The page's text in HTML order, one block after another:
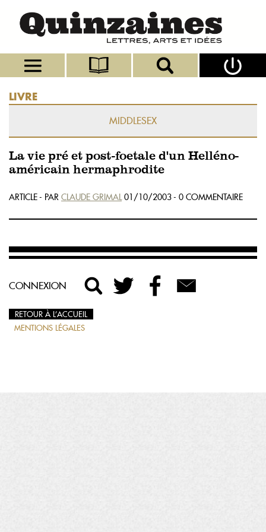
LIVRE
MIDDLESEX
La vie pré et post-foetale d'un Helléno-
américain hermaphrodite
ARTICLE - PAR CLAUDE GRIMAL01/10/2003 - 0 COMMENTAIRE
CONNEXION
RETOUR À L’ACCUEIL
MENTIONS LÉGALES